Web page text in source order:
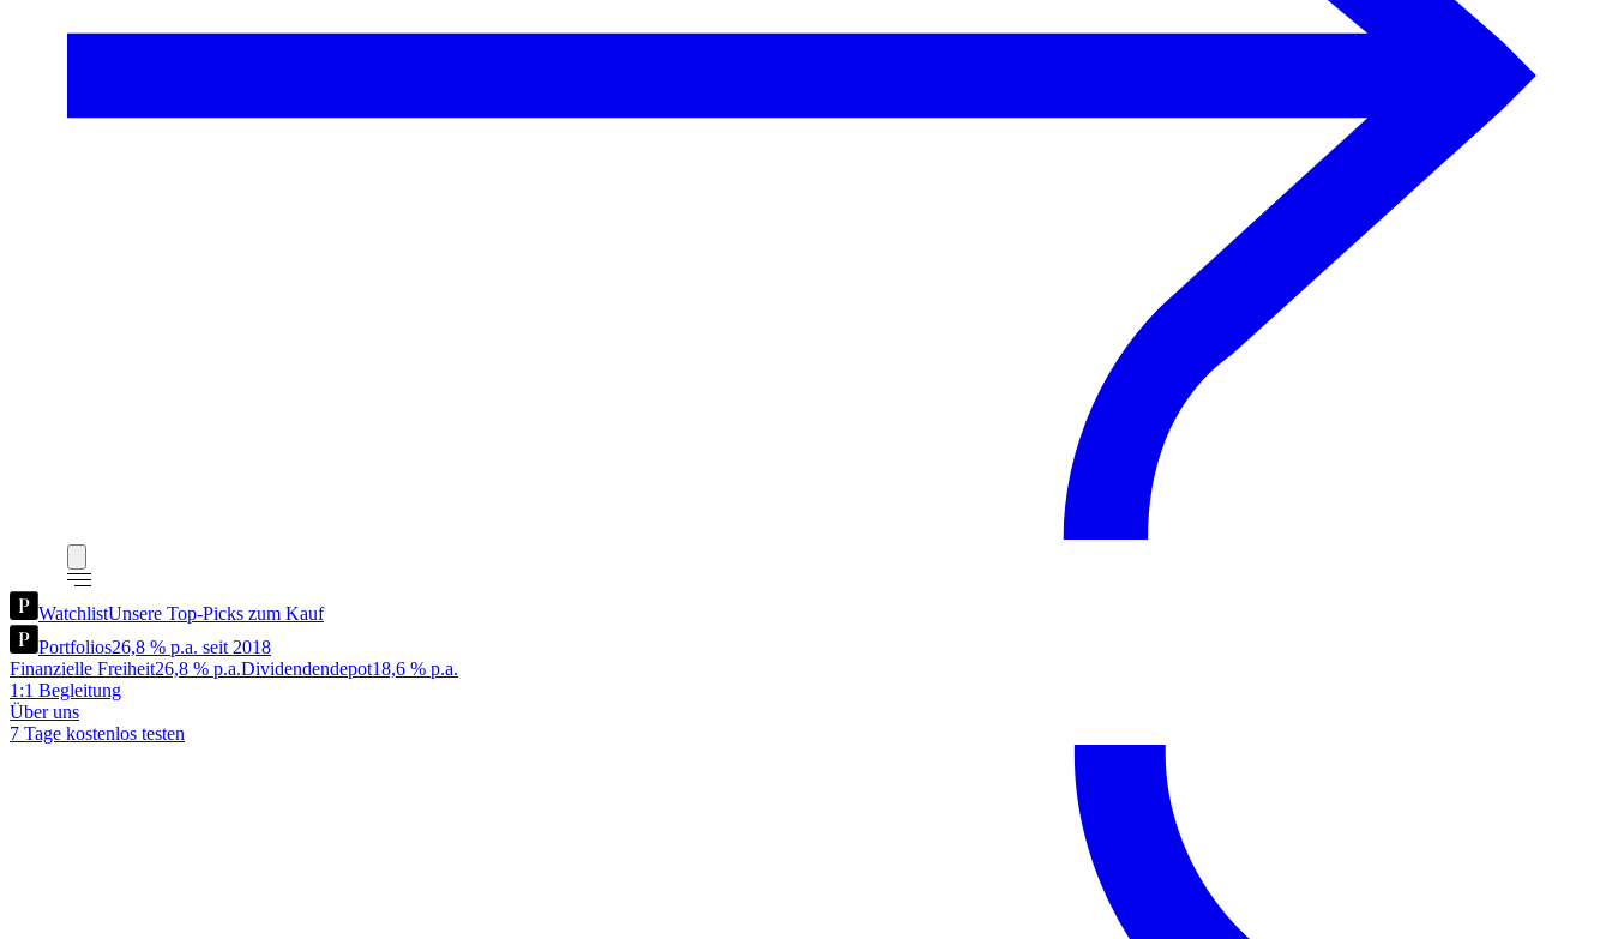
WatchlistUnsere Top-Picks zum Kauf
Portfolios26,8 % p.a. seit 2018
Finanzielle Freiheit26,8 % p.a.Dividendendepot18,6 % p.a.
1:1 Begleitung
Über uns
7 Tage kostenlos testen